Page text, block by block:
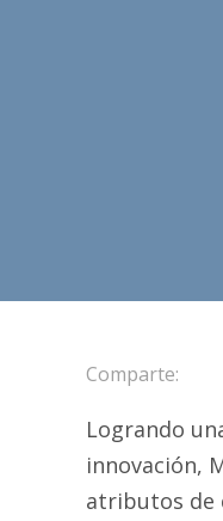
Comparte:
Logrando
innovación,
atributos de